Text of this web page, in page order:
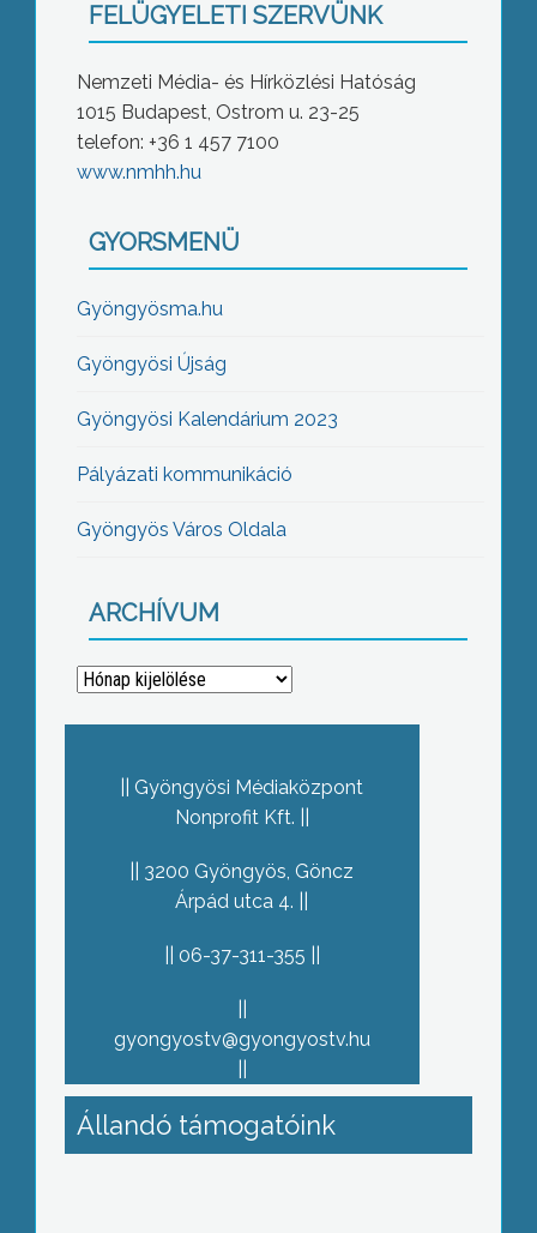
FELÜGYELETI SZERVÜNK
Nemzeti Média- és Hírközlési Hatóság
1015 Budapest, Ostrom u. 23-25
telefon: +36 1 457 7100
www.nmhh.hu
GYORSMENÜ
Gyöngyösma.hu
Gyöngyösi Újság
Gyöngyösi Kalendárium 2023
Pályázati kommunikáció
Gyöngyös Város Oldala
ARCHÍVUM
Archívum
Gyöngyösi Médiaközpont
Nonprofit Kft.
3200 Gyöngyös, Göncz
Árpád utca 4.
06-37-311-355
gyongyostv@gyongyostv.hu
Állandó támogatóink